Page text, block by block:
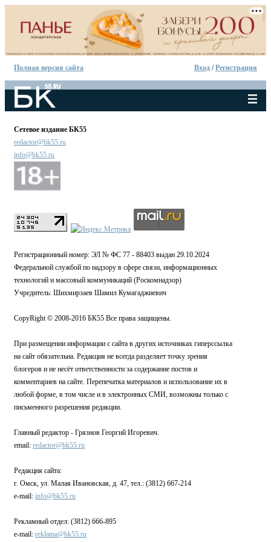
Полная версия сайта Вход /Регистрация
Сетевое издание БК55
redactor@bk55.ru
info@bk55.ru
Регистрационный номер: ЭЛ № ФС 77 - 88403 выдан 29.10.2024
Федеральной службой по надзору в сфере связи, информационных
технологий и массовый коммуникаций (Роскомнадзор)
Учредитель: Шихмирзаев Шамил Кумагаджиевич
CopyRight © 2008-2016 БК55 Все права защищены.
При размещении информации с сайта в других источниках гиперссылка
на сайт обязательна. Редакция не всегда разделяет точку зрения
блогеров и не несёт ответственности за содержание постов и
комментариев на сайте. Перепечатка материалов и использование их в
любой форме, в том числе и в электронных СМИ, возможны только с
письменного разрешения редакции.
Главный редактор - Грязнов Георгий Игоревич.
email: redactor@bk55.ru
Редакция сайта:
г. Омск, ул. Малая Ивановская, д. 47, тел.: (3812) 667-214
e-mail: info@bk55.ru
Рекламный отдел: (3812) 666-895
e-mail: reklama@bk55.ru